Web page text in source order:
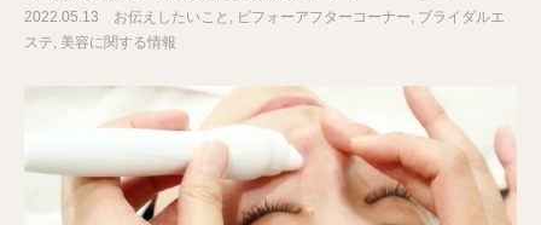
2022.05.13 お伝えしたいこと ビフォーアフターコーナー ブライダルエ
ステ 美容に関する情報